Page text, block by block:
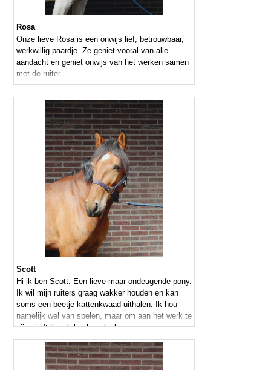
Rosa
Onze lieve Rosa is een onwijs lief, betrouwbaar,
werkwillig paardje. Ze geniet vooral van alle
aandacht en geniet onwijs van het werken samen
met de ruiter.
Scott
Hi ik ben Scott. Een lieve maar ondeugende pony.
Ik wil mijn ruiters graag wakker houden en kan
soms een beetje kattenkwaad uithalen. Ik hou
namelijk wel van spelen, maar om aan het werk te
zijn vindt ik ook heel erg leuk.